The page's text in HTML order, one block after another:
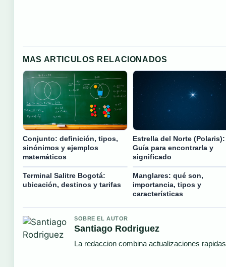
MAS ARTICULOS RELACIONADOS
Conjunto: definición, tipos,
sinónimos y ejemplos
matemáticos
Estrella del Norte (Polaris):
Guía para encontrarla y
significado
Terminal Salitre Bogotá:
ubicación, destinos y tarifas
Manglares: qué son,
importancia, tipos y
características
SOBRE EL AUTOR
Santiago Rodriguez
La redaccion combina actualizaciones